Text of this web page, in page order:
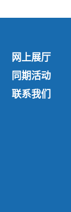
网上展厅
同期活动
联系我们